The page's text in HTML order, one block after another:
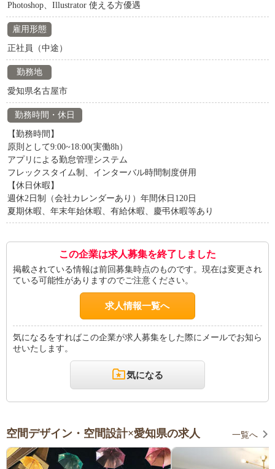
Photoshop、Illustrator 使える方優遇
雇用形態
正社員（中途）
勤務地
愛知県名古屋市
勤務時間・休日
【勤務時間】
原則として9:00~18:00(実働8h）
アプリによる勤怠管理システム
フレックスタイム制、インターバル時間制度併用
【休日休暇】
週休2日制（会社カレンダーあり）年間休日120日
夏期休暇、年末年始休暇、有給休暇、慶弔休暇等あり
この企業は求人募集を終了しました
掲載されている情報は前回募集時点のものです。現在は変更され
ている可能性がありますのでご注意ください。
求人情報一覧へ
気になるをすればこの企業が求人募集をした際にメールでお知ら
せいたします。
気になる
空間デザイン・空間設計×愛知県の求人 一覧へ